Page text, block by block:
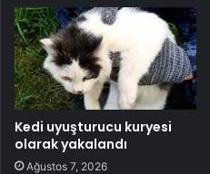
Kedi uyuşturucu kuryesi
olarak yakalandı
Ağustos 7, 2026